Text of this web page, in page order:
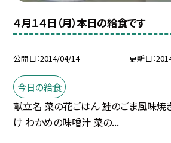
４月１４日（月）本日の給食です
公開日 2014/04/14 更新日
今日の給食
献立名 菜の花ごはん 鮭のごま風味焼
け わかめの味噌汁 菜の...